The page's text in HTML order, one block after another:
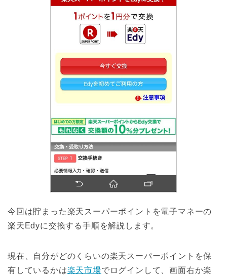
今回は貯まった楽天スーパーポイントを電子マネーの
楽天Edyに交換する手順を解説します。
現在、自分がどのくらいの楽天スーパーポイントを保
有しているかは楽天市場でログインして、画面右か楽